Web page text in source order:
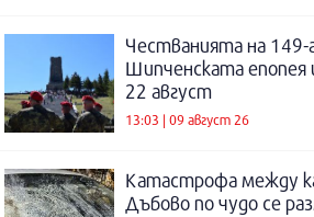
Честванията на
Шипченската
22 август
13:03 | 09 август 26
Катастрофа между
Дъбово по чудо се